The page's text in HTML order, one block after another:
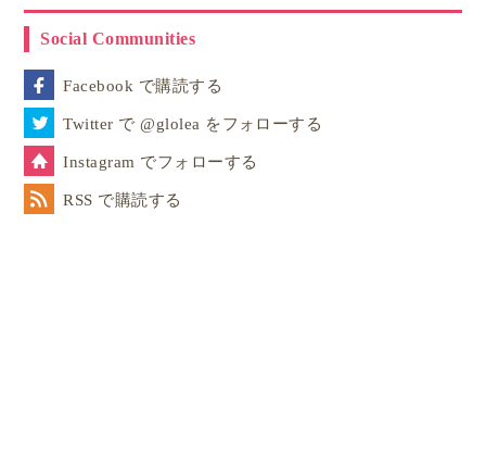
Social Communities
Facebook で購読する
Twitter で @glolea をフォローする
Instagram でフォローする
RSS で購読する